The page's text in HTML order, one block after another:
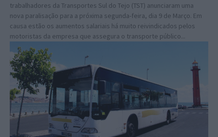
trabalhadores da Transportes Sul do Tejo (TST) anunciaram uma
nova paralisação para a próxima segunda-feira, dia 9 de Março. Em
causa estão os aumentos salariais há muito reivindicados pelos
motoristas da empresa que assegura o transporte público...